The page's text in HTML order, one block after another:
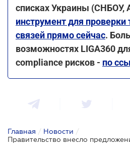
списках Украины (СНБОУ,
инструмент для проверки
связей прямо сейчас.
возможностях LIGA360
compliance рисков - по
Главная / Новости /